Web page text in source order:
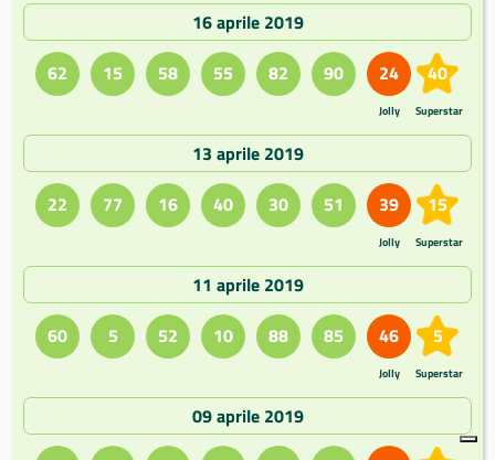
16 aprile 2019
62
15 58 55 82 90 24
Jolly
40
Superstar
13 aprile 2019
22
77 16 40 30 51 39
Jolly
15
Superstar
11 aprile 2019
60
5 52 10 88 85 46
Jolly
5
Superstar
09 aprile 2019